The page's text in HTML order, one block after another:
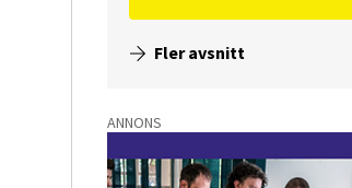
Fler avsnitt
ANNONS